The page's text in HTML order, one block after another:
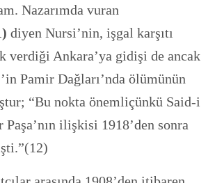
Nazarımda vuran
diyen Nursi’nin, işgal karşıtı
verdiği Ankara’ya gidişi de ancak
Pamir Dağları’nda ölümünün
“Bu nokta önemliçünkü Said-i
ilişkisi 1918’den sonra